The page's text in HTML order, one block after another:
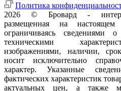
Политика
2026 © Бровард -
размещенная на
ограничиваясь сведениями
техническими
изображениями, наличии,
носит исключительно
характер. Указанные
фактических характеристик
актуальных цен, а также